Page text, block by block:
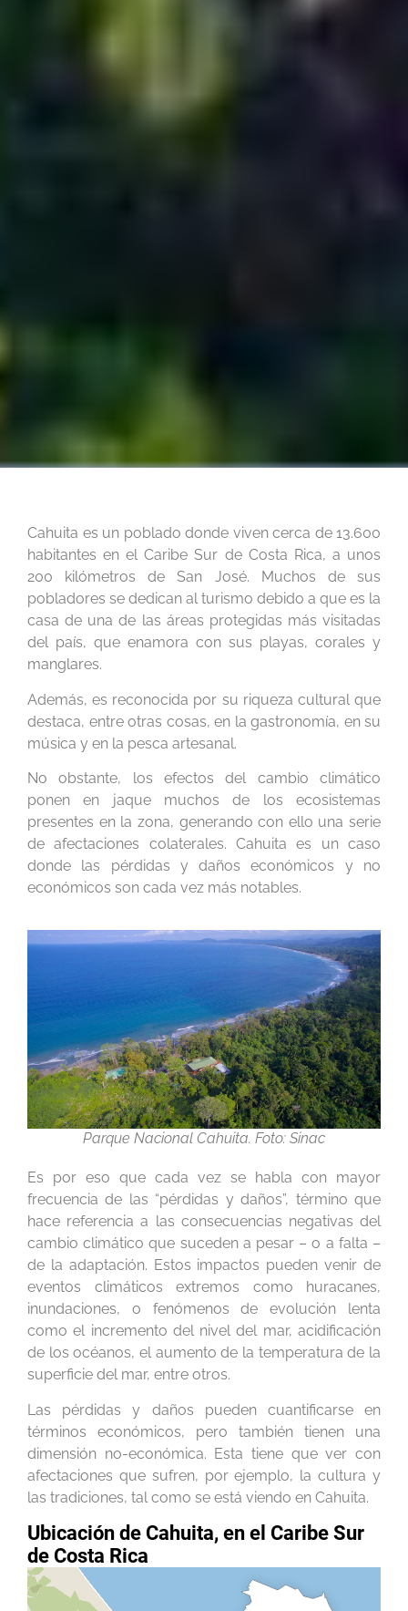
Cahuita es un poblado donde viven cerca de 13.600
habitantes en el Caribe Sur de Costa Rica, a unos
200 kilómetros de San José. Muchos de sus
pobladores se dedican al turismo debido a que es la
casa de una de las áreas protegidas más visitadas
del país, que enamora con sus playas, corales y
manglares.
Además, es reconocida por su riqueza cultural que
destaca, entre otras cosas, en la gastronomía, en su
música y en la pesca artesanal.
No obstante, los efectos del cambio climático
ponen en jaque muchos de los ecosistemas
presentes en la zona, generando con ello una serie
de afectaciones colaterales. Cahuita es un caso
donde las pérdidas y daños económicos y no
económicos son cada vez más notables.
Parque Nacional Cahuita. Foto: Sinac
Es por eso que cada vez se habla con mayor
frecuencia de las “pérdidas y daños”, término que
hace referencia a las consecuencias negativas del
cambio climático que suceden a pesar – o a falta –
de la adaptación. Estos impactos pueden venir de
eventos climáticos extremos como huracanes,
inundaciones, o fenómenos de evolución lenta
como el incremento del nivel del mar, acidificación
de los océanos, el aumento de la temperatura de la
superficie del mar, entre otros.
Las pérdidas y daños pueden cuantificarse en
términos económicos, pero también tienen una
dimensión no-económica. Esta tiene que ver con
afectaciones que sufren, por ejemplo, la cultura y
las tradiciones, tal como se está viendo en Cahuita.